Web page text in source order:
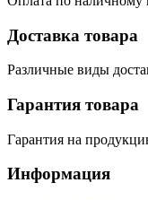
Доставка товара
Различные виды
Гарантия товара
Гарантия на
Информация